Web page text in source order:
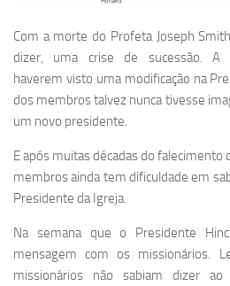
Com a morte do Profeta Joseph
dizer, uma crise de sucessão. A
haverem visto uma modificação na
dos membros talvez nunca tivesse
um novo presidente.
E após muitas décadas do
membros ainda tem dificuldade em
Presidente da Igreja.
Na semana que o Presidente
mensagem com os missionários.
missionários não sabiam dizer